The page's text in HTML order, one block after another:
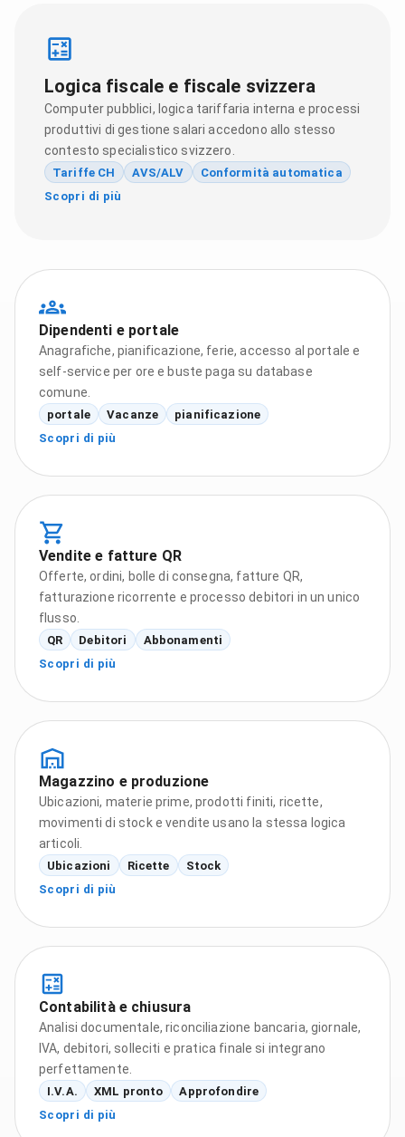
Logica fiscale e fiscale svizzera
Computer pubblici, logica tariffaria interna e processi
produttivi di gestione salari accedono allo stesso
contesto specialistico svizzero.
Tariffe CH AVS/ALV
Conformità automatica
Scopri di più
Dipendenti e portale
Anagrafiche, pianificazione, ferie, accesso al portale e
self-service per ore e buste paga su database
comune.
portale Vacanze
pianificazione
Scopri di più
Vendite e fatture QR
Offerte, ordini, bolle di consegna, fatture QR,
fatturazione ricorrente e processo debitori in un unico
flusso.
QR Debitori
Abbonamenti
Scopri di più
Magazzino e produzione
Ubicazioni, materie prime, prodotti finiti, ricette,
movimenti di stock e vendite usano la stessa logica
articoli.
Ubicazioni Ricette
Stock
Scopri di più
Contabilità e chiusura
Analisi documentale, riconciliazione bancaria, giornale,
IVA, debitori, solleciti e pratica finale si integrano
perfettamente.
I.V.A. XML pronto
Approfondire
Scopri di più